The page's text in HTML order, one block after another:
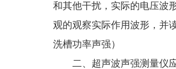
和其他干扰，实际的电压波
观的观察实际作用波形，并
洗槽功率声强）
二、超声波声强测量仪应